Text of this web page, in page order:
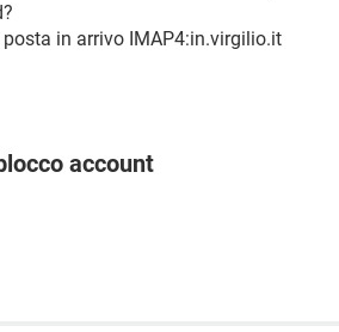
in arrivo IMAP4:in.virgilio.it
account